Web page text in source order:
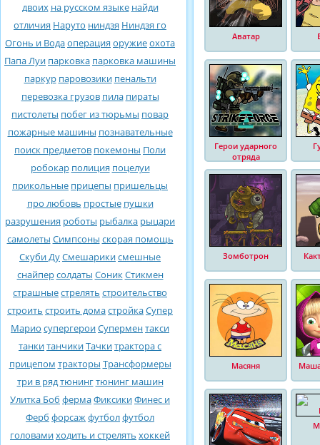
двоих на русском языке найди
отличия Наруто ниндзя Ниндзя го
Огонь и Водаоперация оружиеохота
Папа Луи парковка парковка машины
паркур паровозики пенальти
перевозка грузов пила пираты
пистолеты побег из тюрьмы повар
пожарные машины познавательные
поиск предметов покемоны Поли
робокар полиция поцелуи
прикольные прицепы пришельцы
про любовь простые пушки
разрушения роботы рыбалка рыцари
самолеты Симпсоны скорая помощь
Скуби ДуСмешарикисмешные
снайперсолдаты СоникСтикмен
страшныестрелять строительство
строить строить домастройкаСупер
Марио супергероиСуперментакси
танкитанчикиТачкитрактора с
прицепом тракторы Трансформеры
три в рядтюнингтюнинг машин
Улитка Боб фермаФиксикиФинес и
Ферб форсажфутболфутбол
головамиходить и стрелять хоккей
Аватар
Герои ударного
отряда
Зомботрон
Масяня